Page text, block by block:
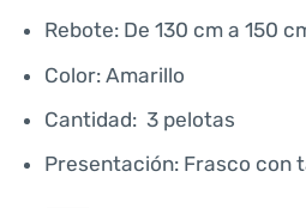
Rebote: De 130 cm a 150
Color: Amarillo
Cantidad: 3 pelotas
Presentación: Frasco con